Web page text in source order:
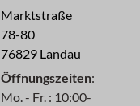
Marktstraße
78-80
76829 Landau
Öffnungszeiten:
Mo. - Fr. : 10:00-